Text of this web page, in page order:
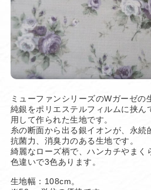
ミューファンシリーズのWガーゼの
純銀をポリエステルフィルムに挟ん
用して作られた生地です。
糸の断面から出る銀イオンが、永続
抗菌力、消臭力のある生地です。
綺麗なローズ柄で、ハンカチやまく
色違いで3色あります。
生地幅：108cm。